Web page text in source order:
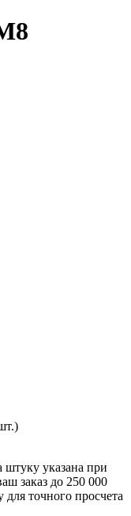
указана при
заказ до 250 000
точного просчета